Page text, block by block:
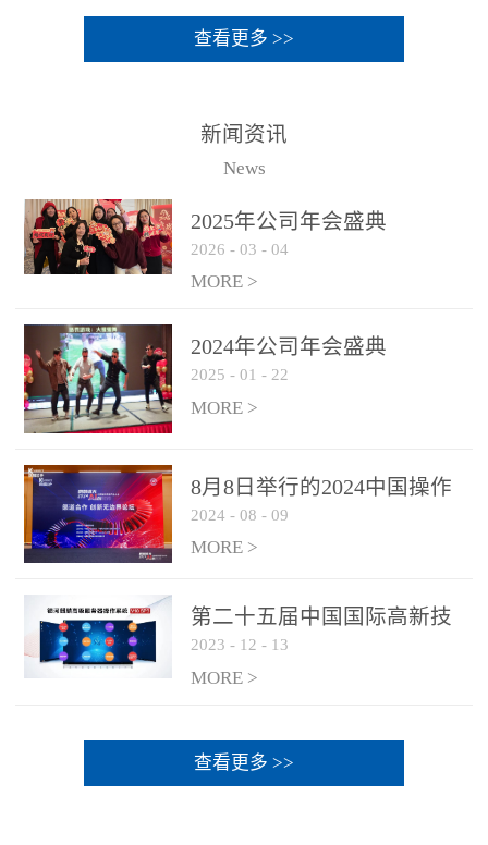
查看更多 >>
新闻资讯
News
2025年公司年会盛典
2026 - 03 - 04
MORE >
2024年公司年会盛典
2025 - 01 - 22
MORE >
8月8日举行的2024中国操作
系统产业大会渠道论坛，科
网通荣获区域营销优质伙伴
2024 - 08 - 09
MORE >
第二十五届中国国际高新技
术成果交易会 银河麒麟高级
服务器操作系统荣获 “优秀
2023 - 12 - 13
MORE >
查看更多 >>